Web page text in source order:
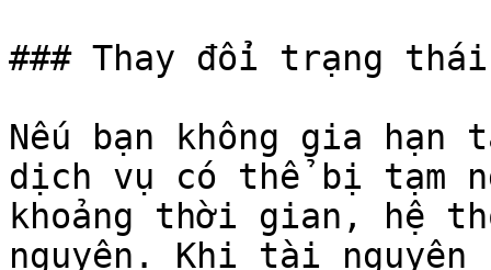
### Thay đổi trạng
Nếu bạn không gia
dịch vụ có thể bị tạm
khoảng thời gian, hệ
nguyên. Khi tài